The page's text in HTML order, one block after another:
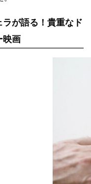
が語る！貴重なド
映画